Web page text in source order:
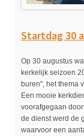
Startdag 30
Op 30 augustus
kerkelijk seizoen
buren", het thema
Een mooie
voorafgegaan
de dienst werd de
waarvoor een